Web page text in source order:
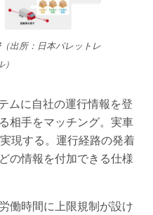
（出所：日本パレットレ
ムに自社の運行情報を登
相手をマッチング。実車
現する。運行経路の発着
の情報を付加できる仕様
働時間に上限規制が設け